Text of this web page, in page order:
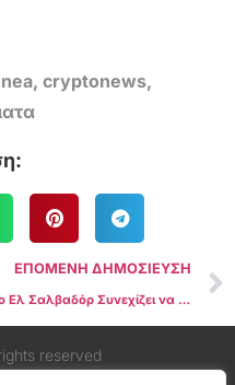
, cryptonews,
ΕΠΟΜΕΝΗ ΔΗΜΟΣΙΕΥΣΗ
To Ελ Σαλβαδόρ Συνεχίζει να Αγοράζει Bitcoin Ενώ Παραμένει Συμβατο με τη Συμφωνία του ΔΝΤ
reserved